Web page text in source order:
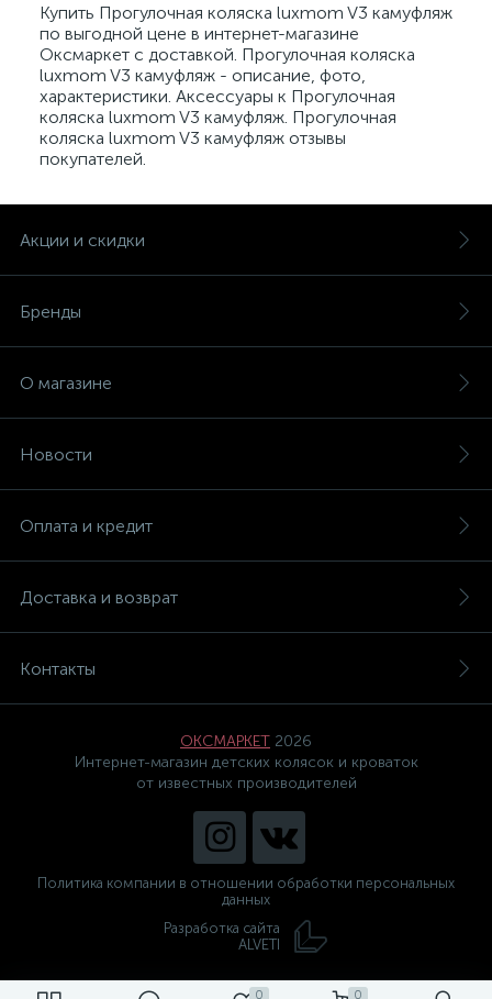
0 0
Купить Прогулочная коляска luxmom V3 камуфляж
по выгодной цене в интернет-магазине
Оксмаркет с доставкой. Прогулочная коляска
luxmom V3 камуфляж - описание, фото,
характеристики. Аксессуары к Прогулочная
коляска luxmom V3 камуфляж. Прогулочная
коляска luxmom V3 камуфляж отзывы
покупателей.
Акции и скидки
Бренды
О магазине
Новости
Оплата и кредит
Доставка и возврат
Контакты
ОКСМАРКЕТ 2026
Интернет-магазин детских колясок и кроваток
от известных производителей
Политика компании в отношении обработки персональных
данных
Разработка сайта
ALVETI